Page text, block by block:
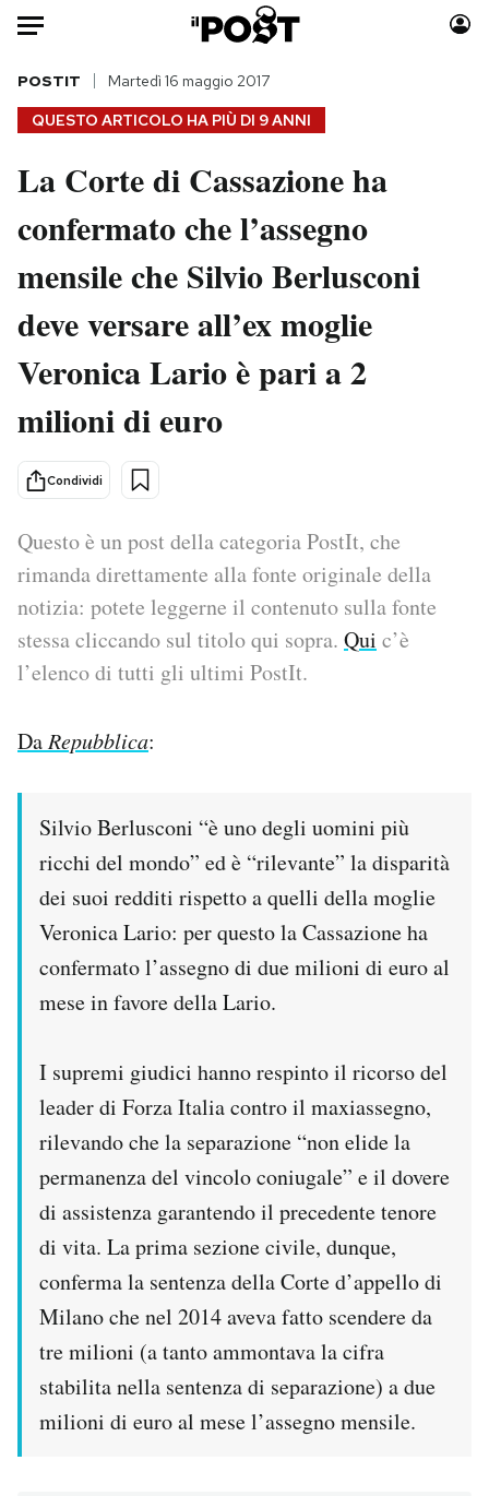
Auto
HOME
Italia
Politica
Tecnologia
Scienza
Cultura
Sport
Moda
Consumismi
Storie/Idee
Media
Europa
PODCAST
NEWSLETTER
I MIEI PREFERITI
SHOP
CALENDARIO
AREA PERSONALE
Area Personale
Newsletter
Notifiche mobile
Esci
QUESTO ARTICOLO HA PIÙ DI 9 ANNI
POSTIT Martedì 16 maggio 2017
La Corte di Cassazione ha
confermato che l’assegno
mensile che Silvio Berlusconi
deve versare all’ex moglie
Veronica Lario è pari a 2
milioni di euro
Condividi
Questo è un post della categoria PostIt, che
rimanda direttamente alla fonte originale della
notizia: potete leggerne il contenuto sulla fonte
stessa cliccando sul titolo qui sopra. Qui c’è
l’elenco di tutti gli ultimi PostIt.
DaRepubblica:
Silvio Berlusconi “è uno degli uomini più
ricchi del mondo” ed è “rilevante” la disparità
dei suoi redditi rispetto a quelli della moglie
Veronica Lario: per questo la Cassazione ha
confermato l’assegno di due milioni di euro al
mese in favore della Lario.
I supremi giudici hanno respinto il ricorso del
leader di Forza Italia contro il maxiassegno,
rilevando che la separazione “non elide la
permanenza del vincolo coniugale” e il dovere
di assistenza garantendo il precedente tenore
di vita. La prima sezione civile, dunque,
conferma la sentenza della Corte d’appello di
Milano che nel 2014 aveva fatto scendere da
tre milioni (a tanto ammontava la cifra
stabilita nella sentenza di separazione) a due
milioni di euro al mese l’assegno mensile.